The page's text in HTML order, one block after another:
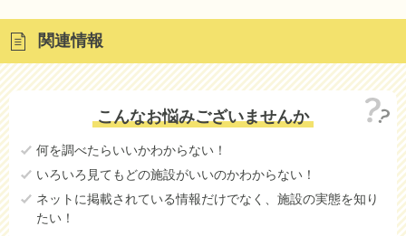
関連情報
こんなお悩みございませんか
何を調べたらいいかわからない！
いろいろ見てもどの施設がいいのかわからない！
ネットに掲載されている情報だけでなく、施設の実態を知り
たい！